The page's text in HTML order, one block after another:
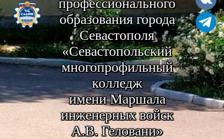
профессионального
образования города
Севастополя
«Севастопольский
многопрофильный
колледж
имени Маршала
инженерных войск
А.В. Геловани»